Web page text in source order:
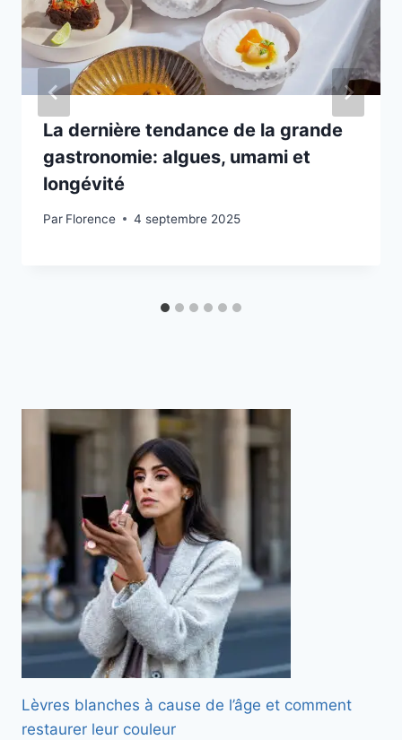
La dernière tendance de la grande
gastronomie: algues, umami et
longévité
Par Florence 4 septembre 2025
Lèvres blanches à cause de l’âge et comment
restaurer leur couleur